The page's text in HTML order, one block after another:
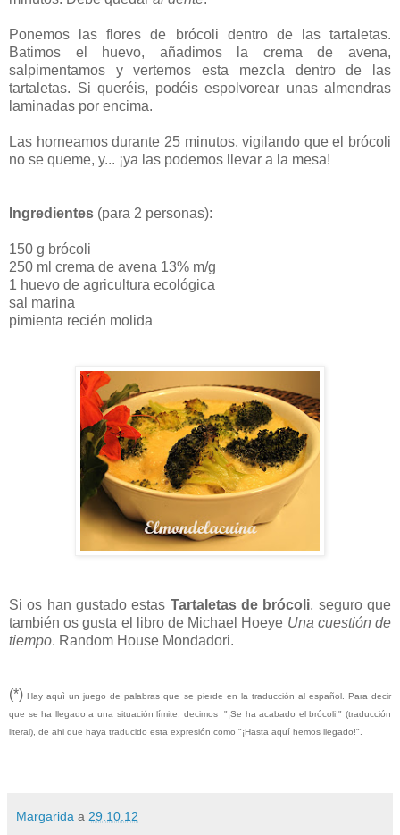
Ponemos las flores de brócoli dentro de las tartaletas.
Batimos el huevo, añadimos la crema de avena,
salpimentamos y vertemos esta mezcla dentro de las
tartaletas. Si queréis, podéis espolvorear unas almendras
laminadas por encima.
Las horneamos durante 25 minutos, vigilando que el brócoli
no se queme, y... ¡ya las podemos llevar a la mesa!
Ingredientes (para 2 personas):
150 g brócoli
250 ml crema de avena 13% m/g
1 huevo de agricultura ecológica
sal marina
pimienta recién molida
Si os han gustado estas Tartaletas de brócoli, seguro que
también os gusta el libro de Michael Hoeye Una cuestión de
tiempo. Random House Mondadori.
(*) Hay aquì un juego de palabras que se pierde en la traducción al español. Para decir
que se ha llegado a una situación límite, decimos "¡Se ha acabado el brócoli!" (traducción
literal), de ahi que haya traducido esta expresión como "¡Hasta aquí hemos llegado!".
Margarida a 29.10.12